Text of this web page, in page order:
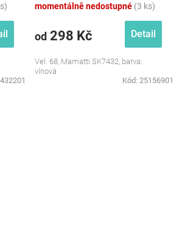
momentálně nedostupné (3 ks)
od 298 Kč Detail
Vel. 68, Mamatti SK7432, barva:
vínová
Kód: 25156901